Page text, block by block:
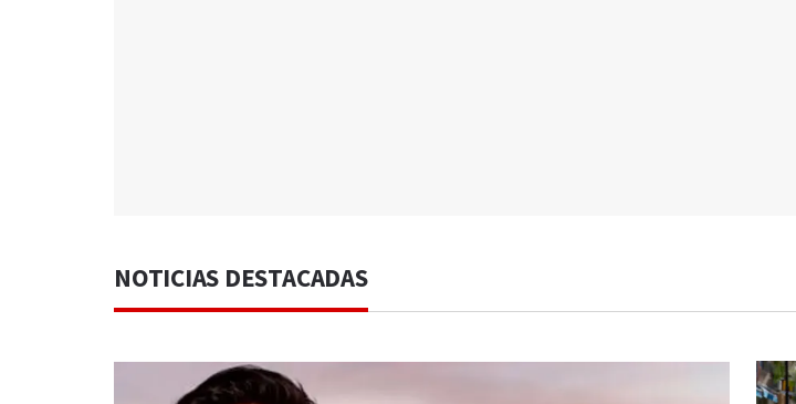
NOTICIAS DESTACADAS